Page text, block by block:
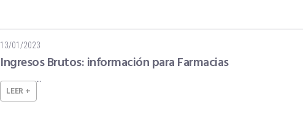
13/01/2023
Ingresos Brutos: información para Farmacias
...
LEER +